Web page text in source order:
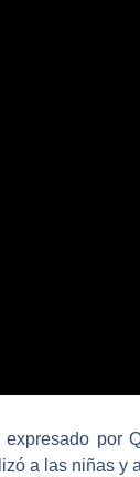
por
a las niñas y